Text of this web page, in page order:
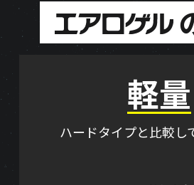
軽量
ハードタイプと比較し